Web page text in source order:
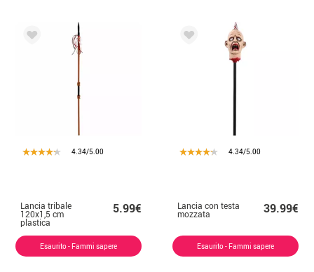
4.34/5.00
Lancia tribale
120x1,5 cm
plastica
5.99€
Esaurito - Fammi sapere
4.34/5.00
Lancia con testa
mozzata 39.99€
Esaurito - Fammi sapere